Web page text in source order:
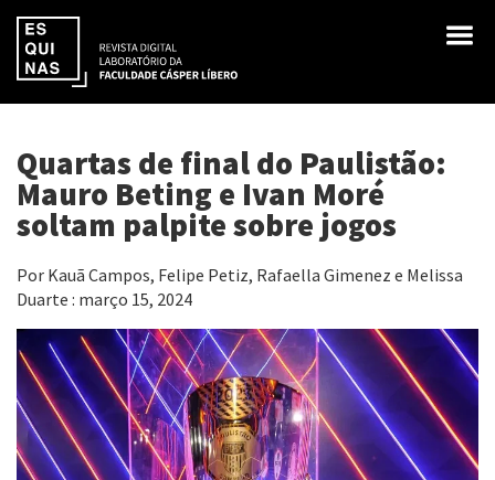
Quartas de final do Paulistão:
Mauro Beting e Ivan Moré
soltam palpite sobre jogos
Por Kauã Campos, Felipe Petiz, Rafaella Gimenez e Melissa
Duarte : março 15, 2024